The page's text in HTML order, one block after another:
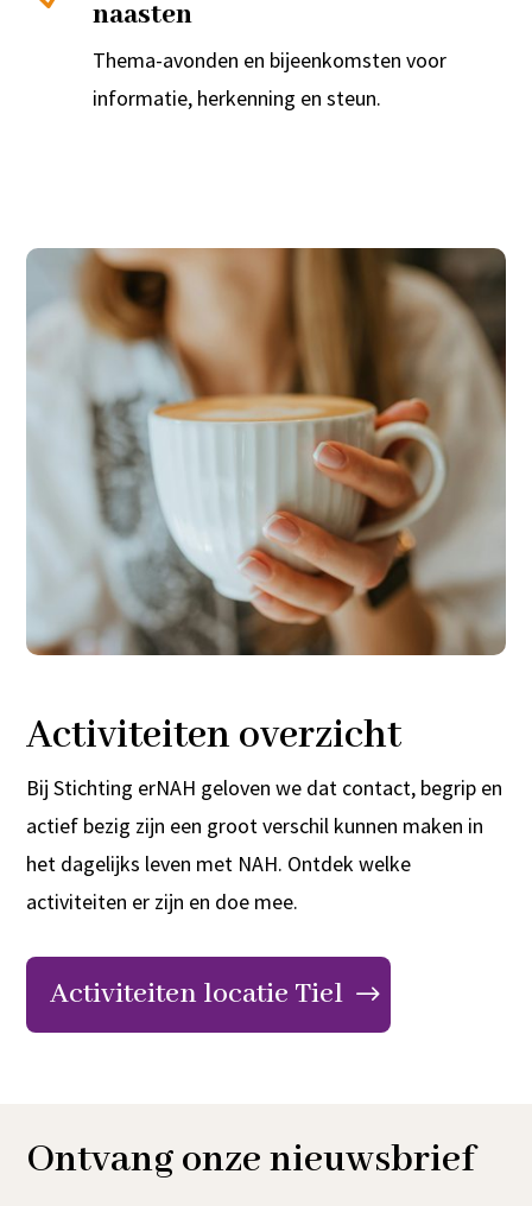
naasten
Thema-avonden en bijeenkomsten voor
informatie, herkenning en steun.
Activiteiten overzicht
Bij Stichting erNAH geloven we dat contact, begrip en
actief bezig zijn een groot verschil kunnen maken in
het dagelijks leven met NAH. Ontdek welke
activiteiten er zijn en doe mee.
Activiteiten locatie Tiel
Ontvang onze nieuwsbrief